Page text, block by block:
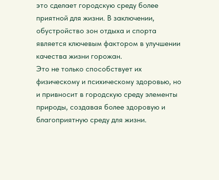
это сделает городскую среду более
приятной для жизни. В заключении,
обустройство зон отдыха и спорта
является ключевым фактором в улучшении
качества жизни горожан.
Это не только способствует их
физическому и психическому здоровью, но
и привносит в городскую среду элементы
природы, создавая более здоровую и
благоприятную среду для жизни.